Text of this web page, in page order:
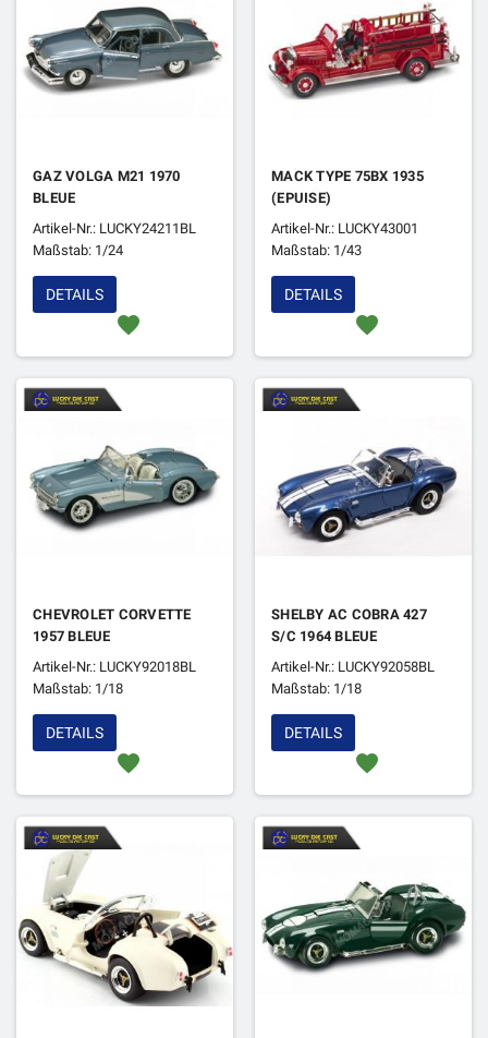
GAZ VOLGA M21 1970
BLEUE
Artikel-Nr.: LUCKY24211BL
Maßstab: 1/24
favorite
DETAILS
MACK TYPE 75BX 1935
(EPUISE)
Artikel-Nr.: LUCKY43001
Maßstab: 1/43
favorite
DETAILS
CHEVROLET CORVETTE
1957 BLEUE
Artikel-Nr.: LUCKY92018BL
Maßstab: 1/18
favorite
DETAILS
SHELBY AC COBRA 427
S/C 1964 BLEUE
Artikel-Nr.: LUCKY92058BL
Maßstab: 1/18
favorite
DETAILS